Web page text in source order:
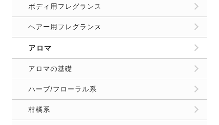
ボディ用フレグランス
ヘアー用フレグランス
アロマ
アロマの基礎
ハーブ/フローラル系
柑橘系